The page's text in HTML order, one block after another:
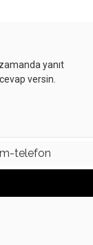
yanıt
versin.
telefon